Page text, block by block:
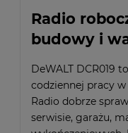
Radio
budowy i
DeWALT DCR019
codziennej pracy
Radio dobrze
serwisie, garażu,